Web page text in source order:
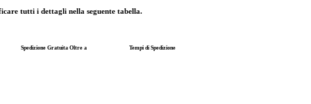
tutti i dettagli nella seguente tabella.
Spedizione Gratuita Oltre a Tempi di Spedizione